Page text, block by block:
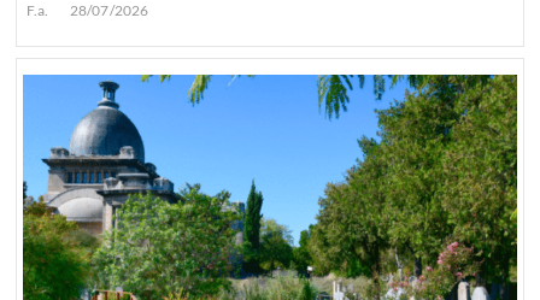
F.a. 28/07/2026